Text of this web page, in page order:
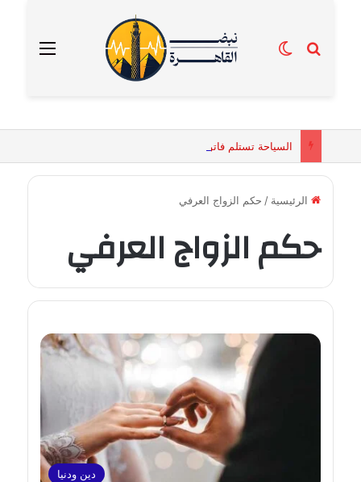
القائمة بحث عنالوضع المظلم
الرئيسية / حكم الزواج العرفي
حكم الزواج العرفي
دين ودنيا